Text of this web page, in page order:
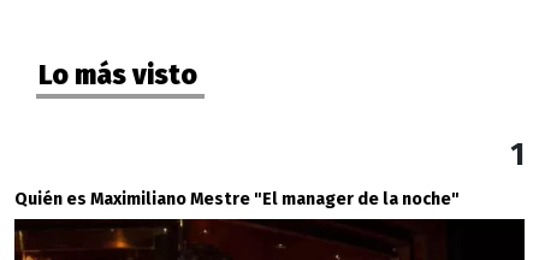
Lo más visto
1
Quién es Maximiliano Mestre "El manager de la noche"